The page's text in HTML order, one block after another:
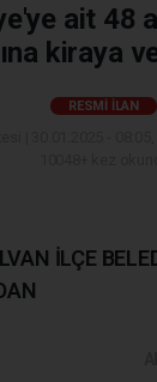
ait 48
kiraya
RESMI İLAN
İLÇE